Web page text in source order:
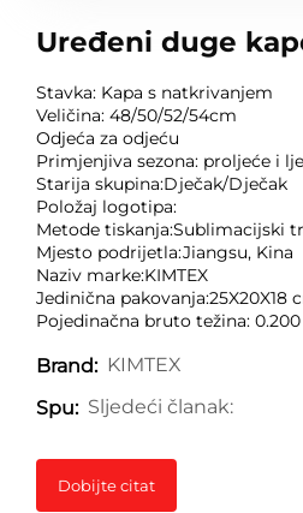
Uređeni duge
Stavka: Kapa s natkrivanjem
Veličina: 48/50/52/54cm
Odjeća za odjeću
Primjenjiva sezona: proljeće i
Starija skupina:Dječak/Dječak
Položaj logotipa:
Metode tiskanja:Sublimacijski
Mjesto podrijetla:Jiangsu, Kina
Naziv marke:KIMTEX
Jedinična pakovanja:25X20X18
Pojedinačna bruto težina:
Brand: KIMTEX
Spu: Sljedeći članak:
Dobijte citat